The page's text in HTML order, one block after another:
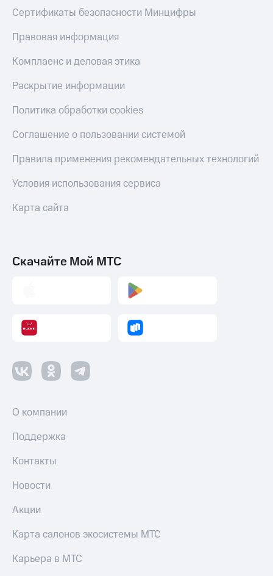
Сертификаты безопасности Минцифры
Правовая информация
Комплаенс и деловая этика
Раскрытие информации
Политика обработки cookies
Соглашение о пользовании системой
Правила применения рекомендательных технологий
Условия использования сервиса
Карта сайта
Скачайте Мой МТС
О компании
Поддержка
Контакты
Новости
Акции
Карта салонов экосистемы МТС
Карьера в МТС